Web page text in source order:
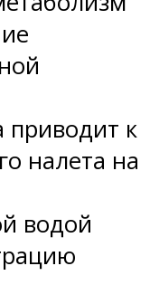
к
налета на
водой